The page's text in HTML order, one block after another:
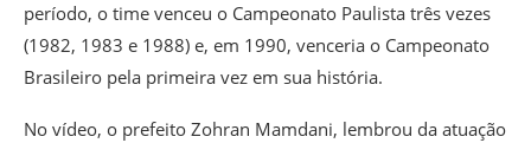
período, o time venceu o Campeonato Paulista três vezes
(1982, 1983 e 1988) e, em 1990, venceria o Campeonato
Brasileiro pela primeira vez em sua história.
No vídeo, o prefeito Zohran Mamdani, lembrou da atuação